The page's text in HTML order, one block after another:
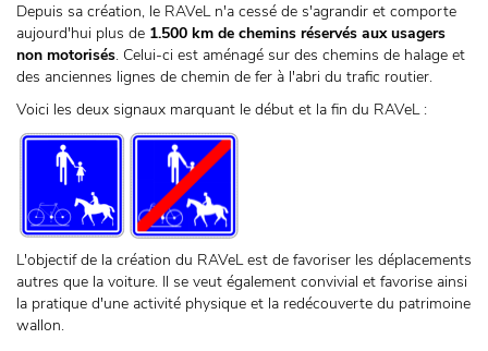
Depuis sa création, le RAVeL n'a cessé de s'agrandir et comporte
aujourd'hui plus de 1.500 km de chemins réservés aux usagers
non motorisés. Celui-ci est aménagé sur des chemins de halage et
des anciennes lignes de chemin de fer à l'abri du trafic routier.
Voici les deux signaux marquant le début et la fin du RAVeL :
L'objectif de la création du RAVeL est de favoriser les déplacements
autres que la voiture. Il se veut également convivial et favorise ainsi
la pratique d'une activité physique et la redécouverte du patrimoine
wallon.